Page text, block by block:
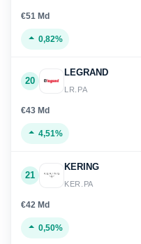
€51 Md
0,82%
20
LEGRAND
LR.PA
€43 Md
4,51%
21
KERING
KER.PA
€42 Md
0,50%